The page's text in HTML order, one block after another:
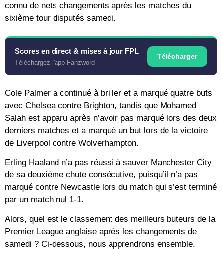
connu de nets changements après les matches du
sixième tour disputés samedi.
Scores en direct & mises à jour FPL
Téléchargez l'app Fanzword
Télécharger
Cole Palmer a continué à briller et a marqué quatre buts
avec Chelsea contre Brighton, tandis que Mohamed
Salah est apparu après n’avoir pas marqué lors des deux
derniers matches et a marqué un but lors de la victoire
de Liverpool contre Wolverhampton.
Erling Haaland n’a pas réussi à sauver Manchester City
de sa deuxième chute consécutive, puisqu’il n’a pas
marqué contre Newcastle lors du match qui s’est terminé
par un match nul 1-1.
Alors, quel est le classement des meilleurs buteurs de la
Premier League anglaise après les changements de
samedi ? Ci-dessous, nous apprendrons ensemble.